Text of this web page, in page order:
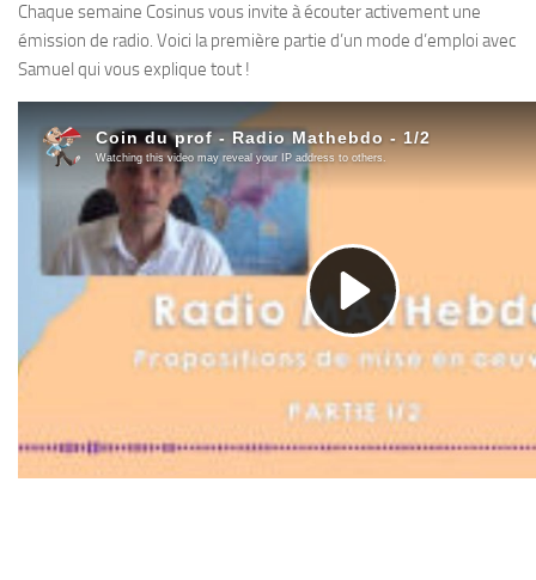
Chaque semaine Cosinus vous invite à écouter activement une
émission de radio. Voici la première partie d’un mode d’emploi avec
Samuel qui vous explique tout !